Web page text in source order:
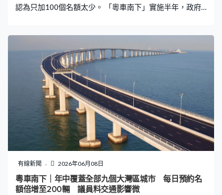
認為只加100個名額太少。 「粵車南下」實施半年，政府
這100輛、200輛車簡直微不足道。」陳宗彝：「本地零
售、餐飲業受『港車北上』很大影響，希望局長可以考慮
他們困難，可以多增加配額。」陳紹雄：「200輛若是基
於過往六個月的數據來判斷，我就不太明白你的經濟或數
據基礎。」周小松：「為何我們這麼急於在半年內就要調
整數字，及擴大允許他們進入城市的數量，不是稍為可以
看長遠一點？」 運輸及物流局局長陳美寶：「我們是用
『小步快走』的方向及政策推進，所以去年推出時以100
輛為配額。今年我們主要觀察到過去一段時間整體運作是
暢順的，亦見到開始在一些節假日、長假期，都見到超額
申請、預約。」 陳美寶指，粵車司機在香港涉及交通意
外、違例及投訴，只有零星個位數案件，未需內地執法部
有線新聞 2026年06月08日
粵車南下｜年中覆蓋全部九個大灣區城市 每日預約名
額倍增至200輛 議員料交通影響微